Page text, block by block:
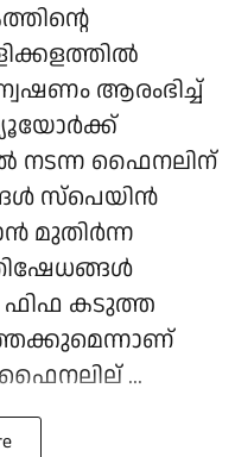
ആരംഭിച്ച്
നടന്ന ഫൈനലിന്
സ്‌പെയിന്‍
മുതിര്‍ന്ന
ഫിഫ കടുത്ത
...